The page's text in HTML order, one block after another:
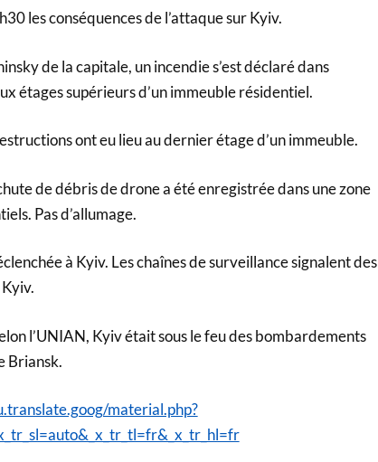
les conséquences de l’attaque sur Kyiv.
de la capitale, un incendie s’est déclaré dans
étages supérieurs d’un immeuble résidentiel.
ont eu lieu au dernier étage d’un immeuble.
de débris de drone a été enregistrée dans une zone
Pas d’allumage.
à Kyiv. Les chaînes de surveillance signalent des
l’UNIAN, Kyiv était sous le feu des bombardements
Briansk.
material.php?